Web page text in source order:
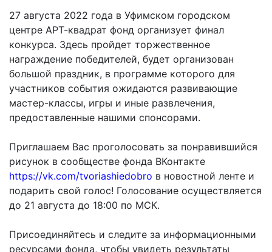
27 августа 2022 года в Уфимском городском
центре АРТ-квадрат фонд организует финал
конкурса. Здесь пройдет торжественное
награждение победителей, будет организован
большой праздник, в программе которого для
участников события ожидаются развивающие
мастер-классы, игры и иные развлечения,
предоставленные нашими спонсорами.
Приглашаем Вас проголосовать за понравившийся
рисунок в сообществе фонда ВКонтакте
https://vk.com/tvoriashiedobro в новостной ленте и
подарить свой голос! Голосование осуществляется
до 21 августа до 18:00 по МСК.
Присоединяйтесь и следите за информационными
ресурсами фонда, чтобы увидеть результаты